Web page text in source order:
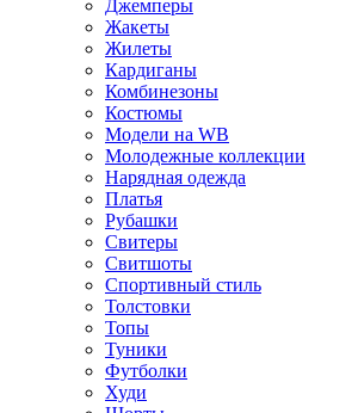
Джемперы
Жакеты
Жилеты
Кардиганы
Комбинезоны
Костюмы
Модели на WB
Молодежные коллекции
Нарядная одежда
Платья
Рубашки
Свитеры
Свитшоты
Спортивный стиль
Толстовки
Топы
Туники
Футболки
Худи